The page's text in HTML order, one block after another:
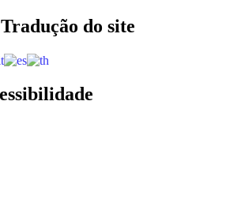
Acesso à informação
do site